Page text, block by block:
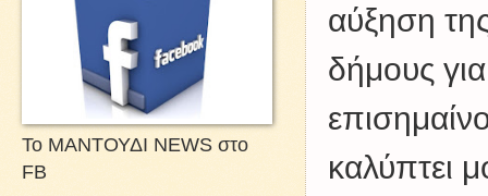
αύξηση
δήμους
καλύπτει
Το ΜΑΝΤΟΥΔΙ NEWS στο
FB